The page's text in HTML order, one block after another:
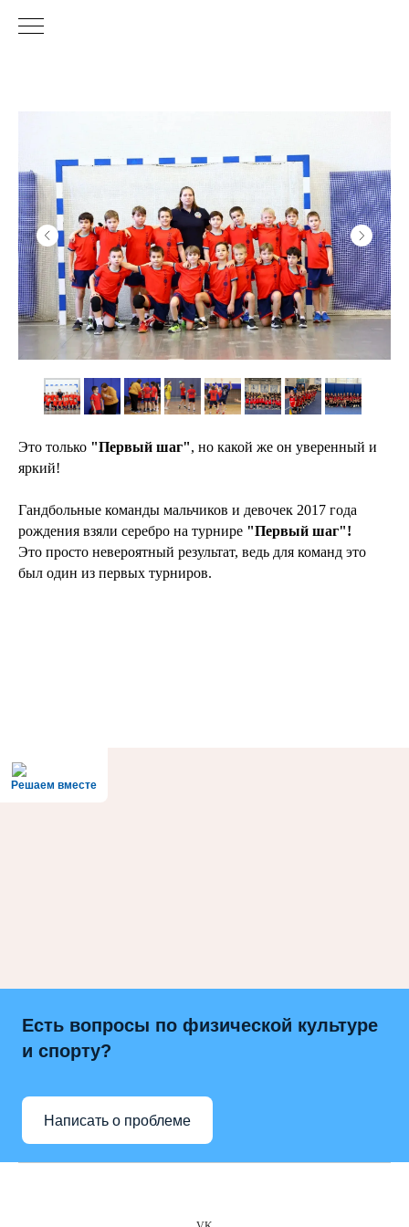
Это только "Первый шаг", но какой же он уверенный и
яркий!
Гандбольные команды мальчиков и девочек 2017 года
рождения взяли серебро на турнире "Первый шаг"!
Это просто невероятный результат, ведь для команд это
был один из первых турниров.
Решаем вместе
Есть вопросы по физической культуре
и спорту?
Написать о проблеме